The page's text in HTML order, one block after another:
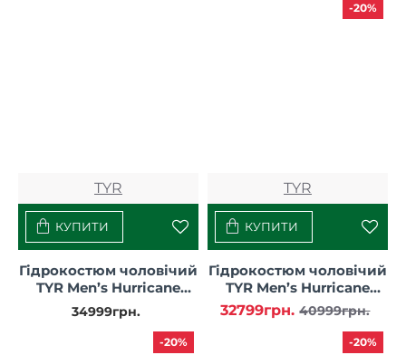
TYR
Гідрокостюм чоловічий
TYR Men’s Hurricane
Wetsuit Cat 3 Silver/Turq
34999грн.
КУПИТИ
-20%
TYR
Гідрокостюм чоловічий
TYR Men’s Hurricane
Wetsuit Cat 5 Sleeveless,
Silver/Red
32799грн. 40999грн.
КУПИТИ
-20% -20%